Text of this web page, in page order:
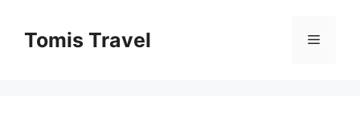
conținutTomis Travel Meniu